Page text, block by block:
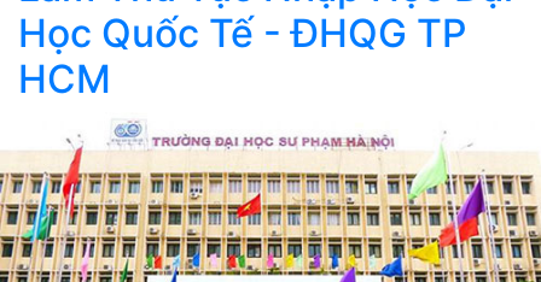
Học Quốc Tế - ĐHQG TP
HCM